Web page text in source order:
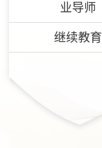
业导师
继续教育